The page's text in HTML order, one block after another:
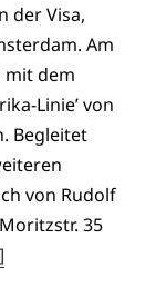
der Visa,
Am
mit dem
Linie’ von
Begleitet
von Rudolf
35